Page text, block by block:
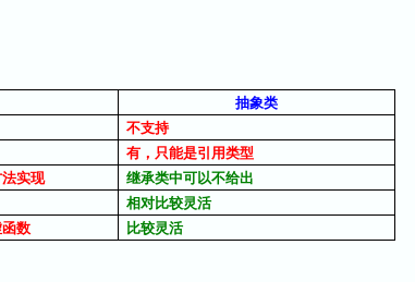
抽象类
不支持
有，只能是引用类型
实现
继承类中可以不给出
相对比较灵活
数 比较灵活